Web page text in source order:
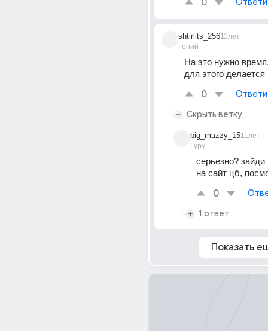
0
shtirlits_256
Гений
11лет
На это нужно
для этого делается
0
Скрыть ветку
big_muzzy_15
Гуру
11лет
серьезно?
на сайт цб,
0
1 ответ
Показать